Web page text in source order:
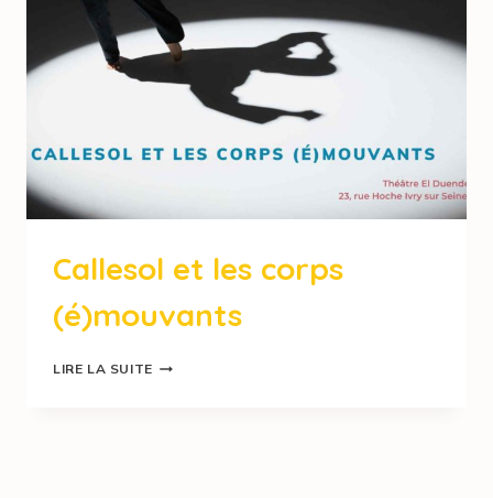
Callesol et les corps
(é)mouvants
LIRE LA SUITE